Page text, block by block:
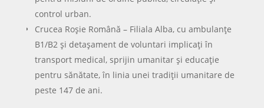
Tehnica militară modernă: de la
JLTV la Piranha, Zimbru și Gepard
Vehiculele JLTV ale Forțelor pentru
Operații Speciale
Vehiculele de luptă JLTV (Joint Light Tactical Vehicle),
intrate în dotarea Forțelor pentru Operații Speciale